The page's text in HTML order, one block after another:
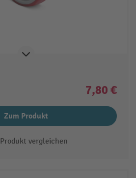
7,80 €
Zum Produkt
Produkt vergleichen